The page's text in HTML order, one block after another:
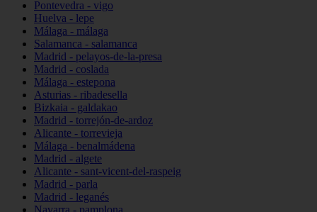
Pontevedra - vigo
Huelva - lepe
Málaga - málaga
Salamanca - salamanca
Madrid - pelayos-de-la-presa
Madrid - coslada
Málaga - estepona
Asturias - ribadesella
Bizkaia - galdakao
Madrid - torrejón-de-ardoz
Alicante - torrevieja
Málaga - benalmádena
Madrid - algete
Alicante - sant-vicent-del-raspeig
Madrid - parla
Madrid - leganés
Navarra - pamplona